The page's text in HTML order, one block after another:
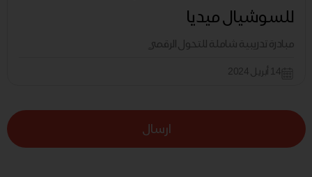
للسوشيال ميديا
مبادرة تدريبية شاملة للتحول الرقمي
14 أبريل 2024
ارسال